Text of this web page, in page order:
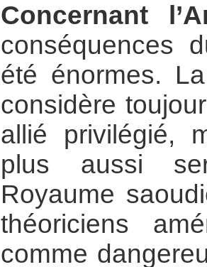
Concernant
conséquences
été énormes.
considère
allié privilégié,
plus aussi
Royaume
théoriciens
comme